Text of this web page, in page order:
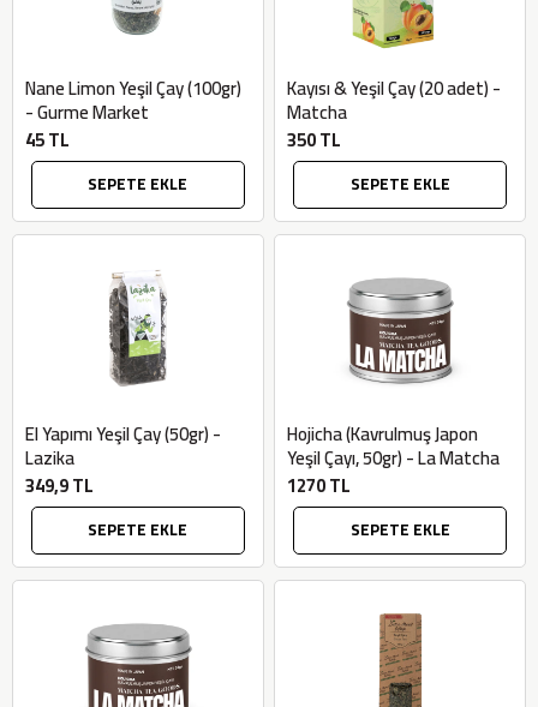
Nane Limon Yeşil Çay (100gr)
- Gurme Market
45 TL
SEPETE EKLE
Kayısı & Yeşil Çay (20 adet) -
Matcha
350 TL
SEPETE EKLE
El Yapımı Yeşil Çay (50gr) -
Lazika
349,9 TL
SEPETE EKLE
Hojicha (Kavrulmuş Japon
Yeşil Çayı, 50gr) - La Matcha
1270 TL
SEPETE EKLE
BU HAFTANIN PLANLI İNDİRİMİ
2320,00 TL
2100,00 TL
Sızma Zeytinyağı
(2025 Yeni Hasat,
Güney Ege, 5 Litre) -